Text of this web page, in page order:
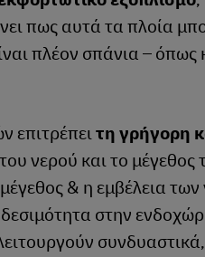
πως αυτά τα πλοία
πλέον σπάνια – όπως
επιτρέπειτη γρήγορη
νερού και το μέγεθος
& η εμβέλεια
στην